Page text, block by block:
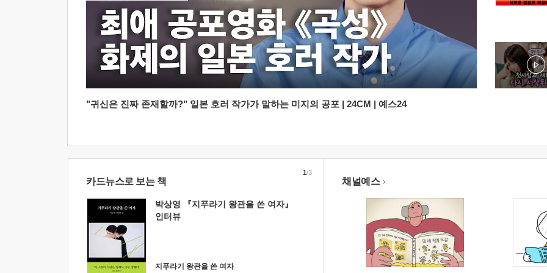
"귀신은 진짜 존재할까?" 일본 호러 작가가 말하는 미지의 공포 | 24CM | 예스24
카드뉴스로 보는 책
박상영 『지푸라기 왕관을 쓴 여자』
인터뷰
지푸라기 왕관을 쓴 여자
1/3
채널예스